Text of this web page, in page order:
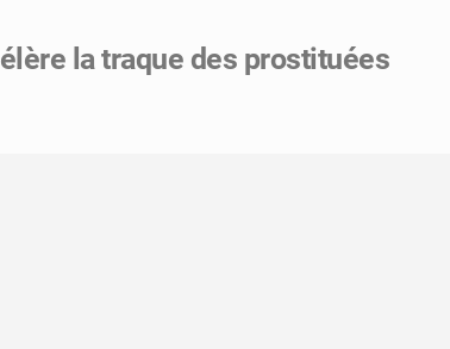
la traque des prostituées